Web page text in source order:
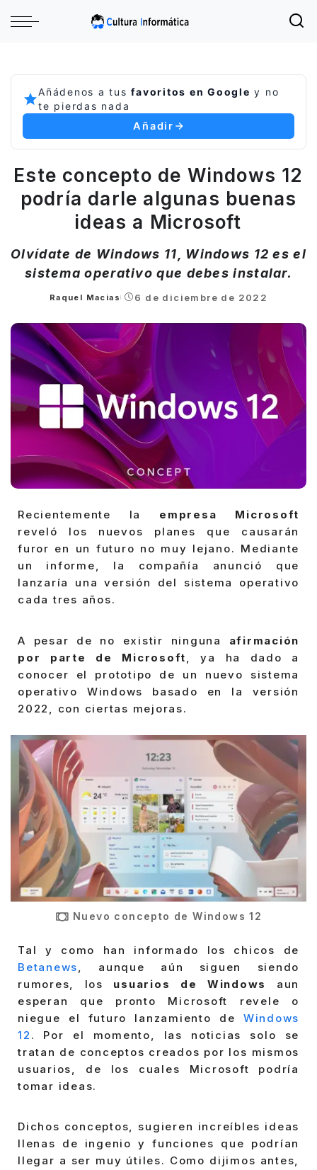
Añádenos a tusfavoritos en Google y no
te pierdas nada
Añadir
Este concepto de Windows 12
podría darle algunas buenas
ideas a Microsoft
Olvídate de Windows 11, Windows 12 es el
sistema operativo que debes instalar.
Posted
Raquel Macias 6 de diciembre de 2022
Recientemente la empresa Microsoft
reveló los nuevos planes que causarán
furor en un futuro no muy lejano. Mediante
un informe, la compañía anunció que
lanzaría una versión del sistema operativo
cada tres años.
A pesar de no existir ninguna afirmación
por parte de Microsoft
, ya ha dado a
conocer el prototipo de un nuevo sistema
operativo Windows basado en la versión
2022, con ciertas mejoras.
Nuevo concepto de Windows 12
Tal y como han informado los chicos de
Betanews
, aunque aún siguen siendo
rumores, los usuarios de Windows
aun
esperan que pronto Microsoft revele o
niegue el futuro lanzamiento de Windows
12 . Por el momento, las noticias solo se
tratan de conceptos creados por los mismos
usuarios, de los cuales Microsoft podría
tomar ideas.
Dichos conceptos, sugieren increíbles ideas
llenas de ingenio y funciones que podrían
llegar a ser muy útiles. Como dijimos antes,